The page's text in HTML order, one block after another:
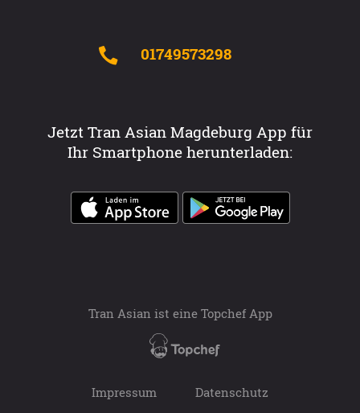
01749573298
Jetzt Tran Asian Magdeburg App für
Ihr Smartphone herunterladen:
Tran Asian ist eine Topchef App
Impressum Datenschutz